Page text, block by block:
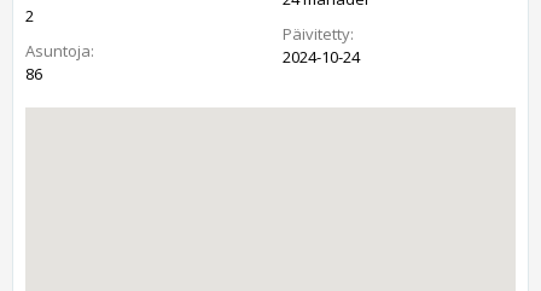
2
Asuntoja:
86
Päivitetty:
2024-10-24